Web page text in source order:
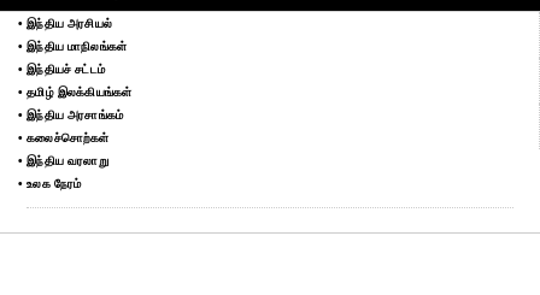
• இந்திய அரசியல்
• இந்திய மாநிலங்கள்
• இந்தியச் சட்டம்
• தமிழ் இலக்கியங்கள்
• இந்திய அரசாங்கம்
• கலைச்சொற்கள்
• இந்திய வரலாறு
• உலக நேரம்